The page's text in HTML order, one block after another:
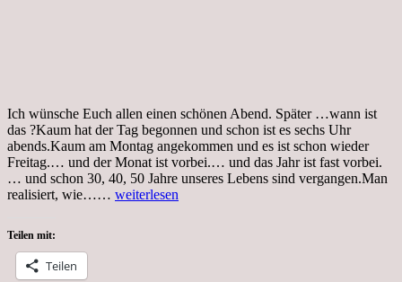
Ich wünsche Euch allen einen schönen Abend. Später …wann ist
das ?Kaum hat der Tag begonnen und schon ist es sechs Uhr
abends.Kaum am Montag angekommen und es ist schon wieder
Freitag.… und der Monat ist vorbei.… und das Jahr ist fast vorbei.
… und schon 30, 40, 50 Jahre unseres Lebens sind vergangen.Man
realisiert, wie…… Dienstag,
weiterlesen
Teilen mit:
Teilen